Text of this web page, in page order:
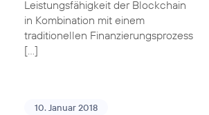
Leistungsfähigkeit der Blockchain
in Kombination mit einem
traditionellen Finanzierungsprozess
[…]
10. Januar 2018